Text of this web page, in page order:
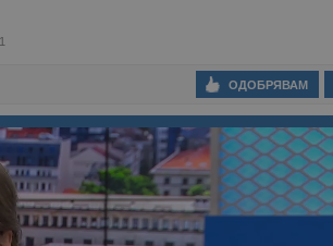
ОДОБРЯВАМ